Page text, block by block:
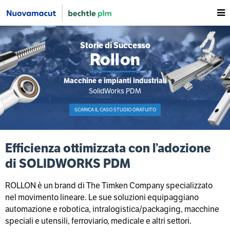
Storie di Successo
Rollon
Macchine e impianti industriali
SolidWorks PDM
SCARICA IL CASO STUDIO GRATUITO
Efficienza ottimizzata con l’adozione
di SOLIDWORKS PDM
ROLLON è un brand di The Timken Company specializzato
nel movimento lineare. Le sue soluzioni equipaggiano
automazione e robotica, intralogistica/packaging, macchine
speciali e utensili, ferroviario, medicale e altri settori.